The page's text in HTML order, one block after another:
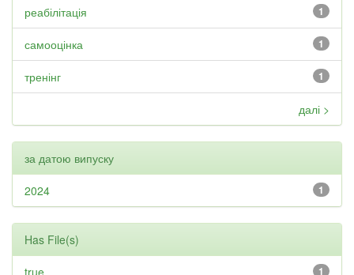
1
реабілітація
1
самооцінка
1
тренінг
далі >
за датою випуску
1
2024
Has File(s)
1
true